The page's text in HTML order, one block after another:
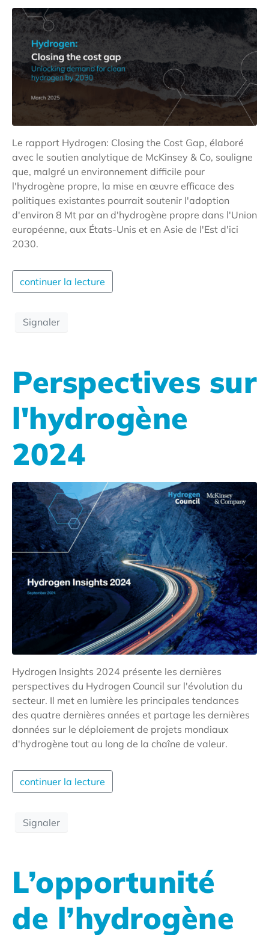
Le rapport Hydrogen: Closing the Cost Gap, élaboré
avec le soutien analytique de McKinsey & Co, souligne
que, malgré un environnement difficile pour
l'hydrogène propre, la mise en œuvre efficace des
politiques existantes pourrait soutenir l'adoption
d'environ 8 Mt par an d'hydrogène propre dans l'Union
européenne, aux États-Unis et en Asie de l'Est d'ici
2030.
continuer la lecture
Signaler
Perspectives sur
l'hydrogène
2024
Hydrogen Insights 2024 présente les dernières
perspectives du Hydrogen Council sur l'évolution du
secteur. Il met en lumière les principales tendances
des quatre dernières années et partage les dernières
données sur le déploiement de projets mondiaux
d'hydrogène tout au long de la chaîne de valeur.
continuer la lecture
Signaler
L’opportunité
de l’hydrogène